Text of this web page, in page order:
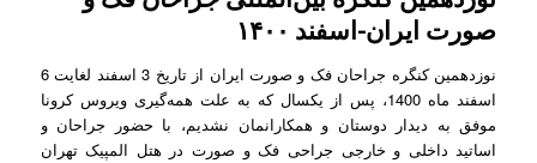
صورت ایران-اسفند ۱۴۰۰
نوزدهمین کنگره جراحان فک و صورت ایران از تاریخ 3 اسفند لغایت 6
اسفند ماه 1400، پس از یکسال که به علت همه‌گیری ویروس کرونا
موفق به دیدار دوستان و همکارانمان نشدیم، با حضور جراحان و
اساتید داخلی و خارجی جراحی فک و صورت در هتل المپیک تهران